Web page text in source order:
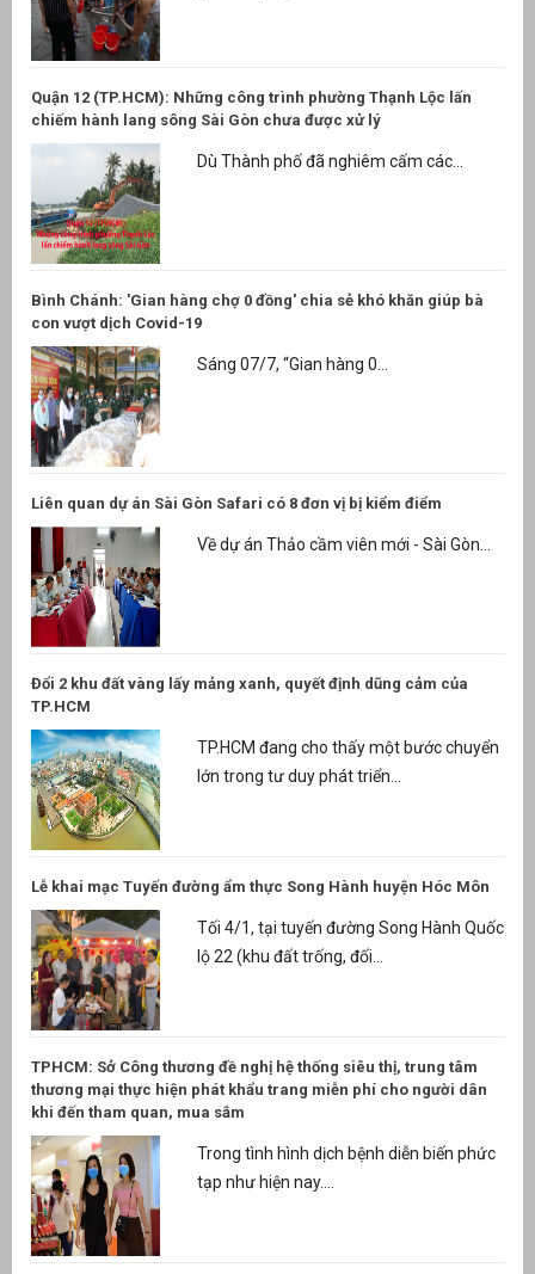
Quận 12 (TP.HCM): Những công trình phường Thạnh Lộc lấn
chiếm hành lang sông Sài Gòn chưa được xử lý
Dù Thành phố đã nghiêm cấm các...
Bình Chánh: 'Gian hàng chợ 0 đồng' chia sẻ khó khăn giúp bà
con vượt dịch Covid-19
Sáng 07/7, “Gian hàng 0...
Liên quan dự án Sài Gòn Safari có 8 đơn vị bị kiểm điểm
Về dự án Thảo cầm viên mới - Sài Gòn...
Đổi 2 khu đất vàng lấy mảng xanh, quyết định dũng cảm của
TP.HCM
TP.HCM đang cho thấy một bước chuyển
lớn trong tư duy phát triển...
Lễ khai mạc Tuyến đường ẩm thực Song Hành huyện Hóc Môn
Tối 4/1, tại tuyến đường Song Hành Quốc
lộ 22 (khu đất trống, đối...
TPHCM: Sở Công thương đề nghị hệ thống siêu thị, trung tâm
thương mại thực hiện phát khẩu trang miễn phí cho người dân
khi đến tham quan, mua sắm
Trong tình hình dịch bệnh diễn biến phức
tạp như hiện nay....